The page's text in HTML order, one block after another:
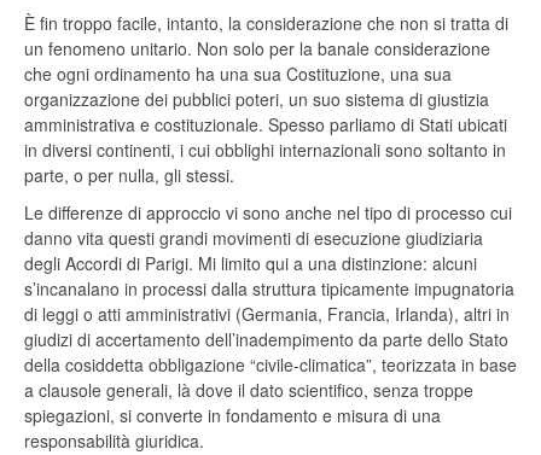
È fin troppo facile, intanto, la considerazione che non si tratta di
un fenomeno unitario. Non solo per la banale considerazione
che ogni ordinamento ha una sua Costituzione, una sua
organizzazione dei pubblici poteri, un suo sistema di giustizia
amministrativa e costituzionale. Spesso parliamo di Stati ubicati
in diversi continenti, i cui obblighi internazionali sono soltanto in
parte, o per nulla, gli stessi.
Le differenze di approccio vi sono anche nel tipo di processo cui
danno vita questi grandi movimenti di esecuzione giudiziaria
degli Accordi di Parigi. Mi limito qui a una distinzione: alcuni
s’incanalano in processi dalla struttura tipicamente impugnatoria
di leggi o atti amministrativi (Germania, Francia, Irlanda), altri in
giudizi di accertamento dell’inadempimento da parte dello Stato
della cosiddetta obbligazione “civile-climatica”, teorizzata in base
a clausole generali, là dove il dato scientifico, senza troppe
spiegazioni, si converte in fondamento e misura di una
responsabilità giuridica.